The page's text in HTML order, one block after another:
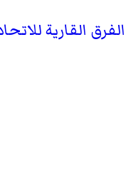
الفرق القارية